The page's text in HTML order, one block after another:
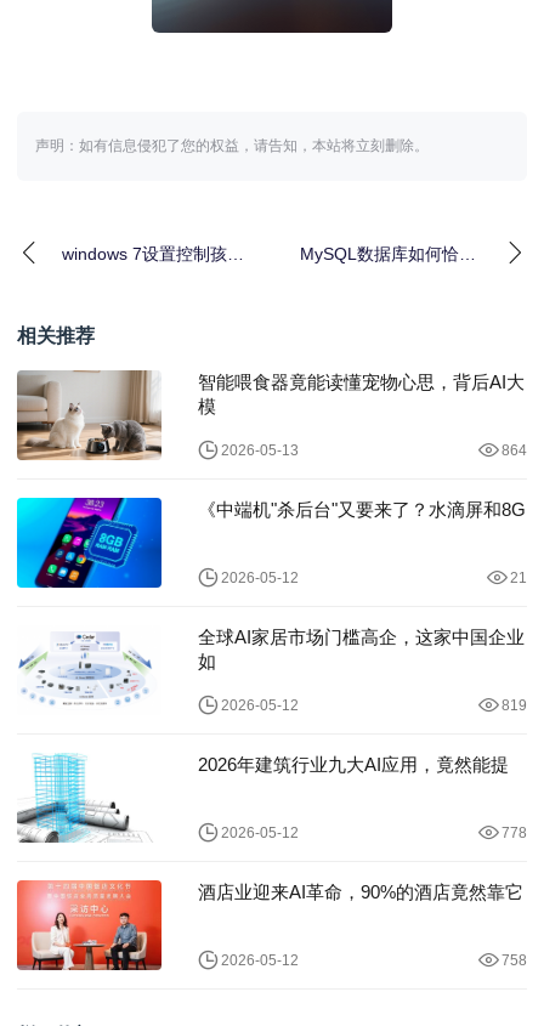
声明：如有信息侵犯了您的权益，请告知，本站将立刻删除。
windows 7设置控制孩子
MySQL数据库如何恰到
相关推荐
智能喂食器竟能读懂宠物心思，背后AI大
模
2026-05-13 864
《中端机"杀后台"又要来了？水滴屏和8G
2026-05-12 21
全球AI家居市场门槛高企，这家中国企业
如
2026-05-12 819
2026年建筑行业九大AI应用，竟然能提
2026-05-12 778
酒店业迎来AI革命，90%的酒店竟然靠它
2026-05-12 758